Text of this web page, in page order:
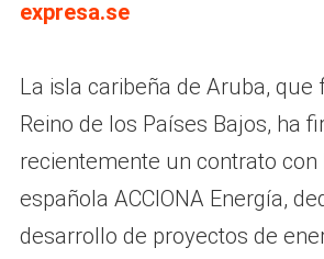
expresa.se
La isla caribeña de Aruba, que
Reino de los Países Bajos, ha
recientemente un contrato
española ACCIONA Energía,
desarrollo de proyectos de